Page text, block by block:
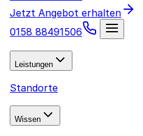
Jetzt Angebot erhalten
0158 88491506
Leistungen
Standorte
Wissen